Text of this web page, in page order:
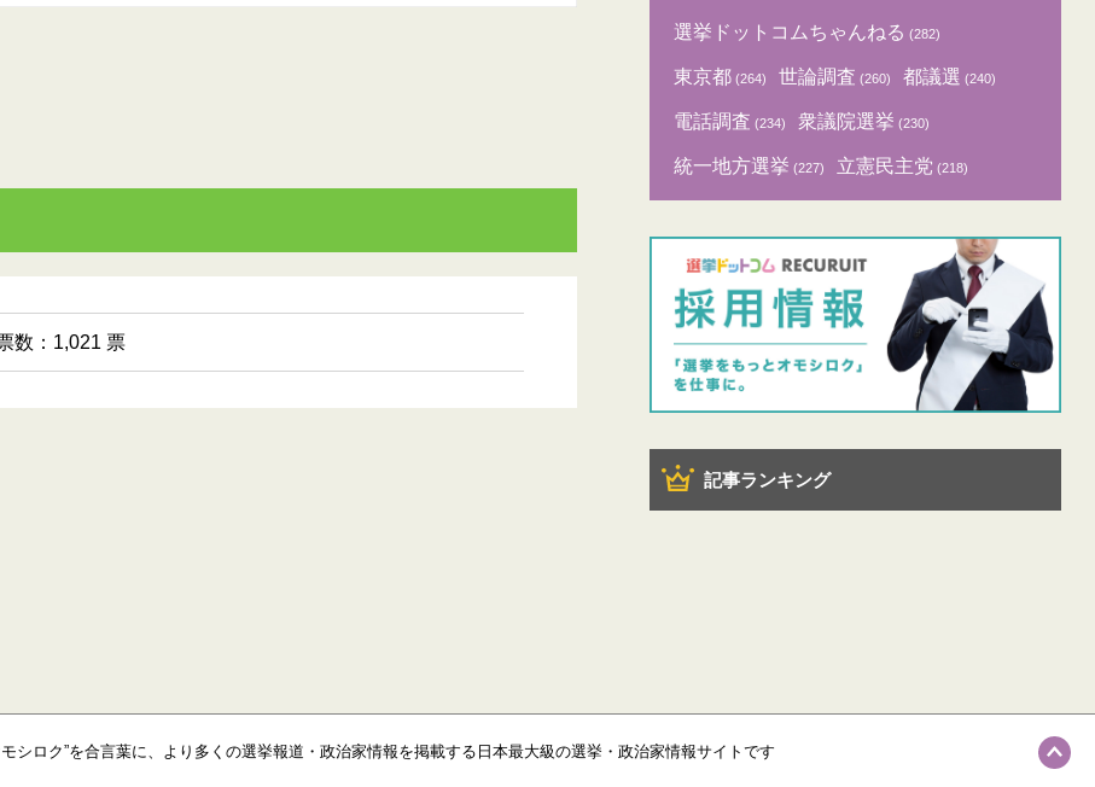
数：1,021 票
選挙ドットコムちゃんねる (282)
東京都 (264) 世論調査 (260) 都議選 (240)
電話調査 (234) 衆議院選挙 (230)
統一地方選挙 (227) 立憲民主党 (218)
記事ランキング
シロク”を合言葉に、より多くの選挙報道・政治家情報を掲載する日本最大級の選挙・政治家情報サイトです